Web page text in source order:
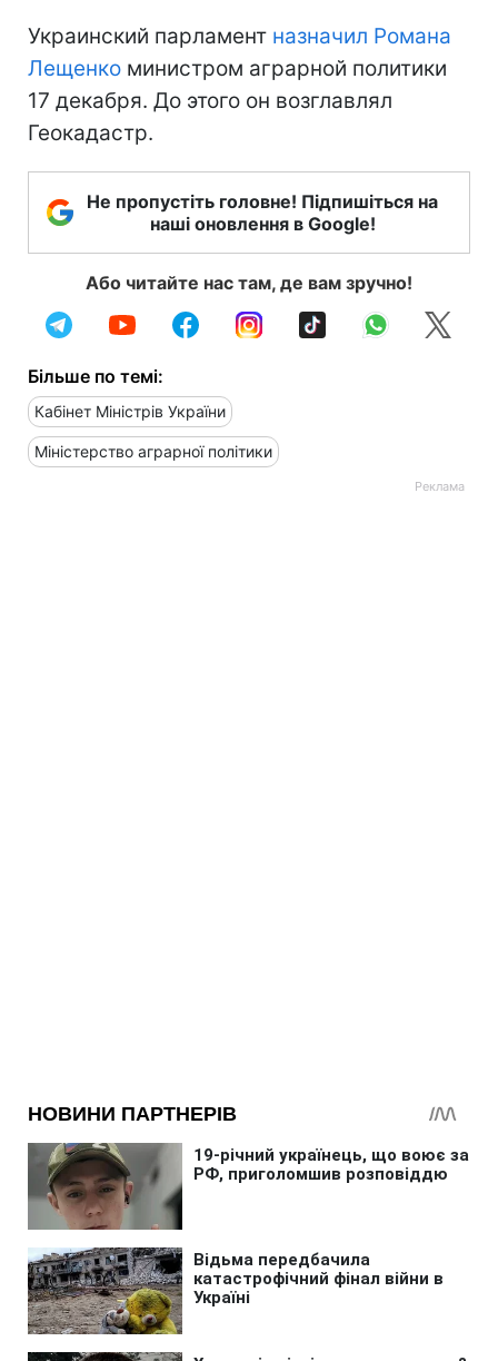
Украинский парламент назначил Романа
Лещенко министром аграрной политики
17 декабря. До этого он возглавлял
Геокадастр.
Не пропустіть головне! Підпишіться на
наші оновлення в Google!
Або читайте нас там, де вам зручно!
Більше по темі:
Кабінет Міністрів України
Міністерство аграрної політики